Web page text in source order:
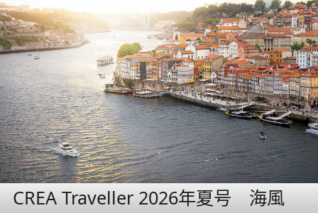
CREA Traveller 2026年夏号 海風